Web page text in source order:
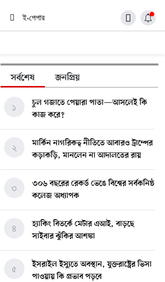
ই-পেপার
সর্বশেষ জনপ্রিয়
চুল গজাতে পেয়ারা পাতা—আসলেই কি
কাজ করে?
১
মার্কিন নাগরিকত্ব নীতিতে আবারও ট্রাম্পের
কড়াকড়ি, মানলেন না আদালতের রায়
২
৩০৬ বছরের রেকর্ড ভেঙে বিশ্বের সর্বকনিষ্ঠ
কলেজ অধ্যাপক
৩
হ্যাকিং বিতর্কে মেটার এআই, বাড়ছে
সাইবার ঝুঁকির আশঙ্কা
৪
ইসরাইল ইস্যুতে অবস্থান, যুক্তরাষ্ট্রের ভিসা
পাওয়ায় কি প্রভাব পড়বে
৫